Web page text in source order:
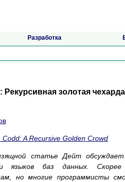
Разработка
Рекурсивная золотая чехарда
A Recursive Golden Crowd
статье Дейт обсуждает
языков баз данных.
но многие программисты